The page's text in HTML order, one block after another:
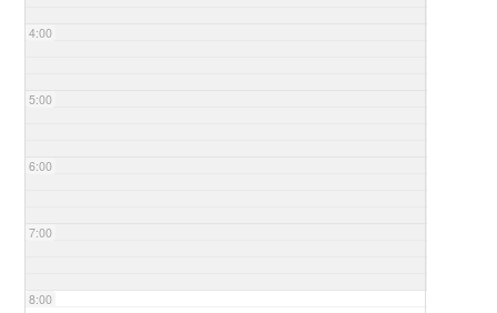
4:00
5:00
6:00
7:00
8:00